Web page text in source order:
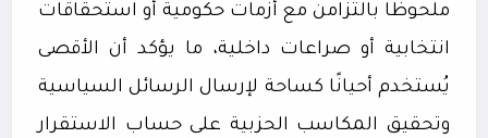
ملحوظًا بالتزامن مع أزمات حكومية أو استحقاقات
انتخابية أو صراعات داخلية، ما يؤكد أن الأقصى
يُستخدم أحيانًا كساحة لإرسال الرسائل السياسية
وتحقيق المكاسب الحزبية على حساب الاستقرار